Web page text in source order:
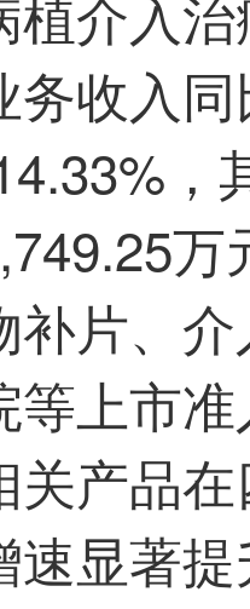
务收入
，
补片、
等上市
关产品
速显著